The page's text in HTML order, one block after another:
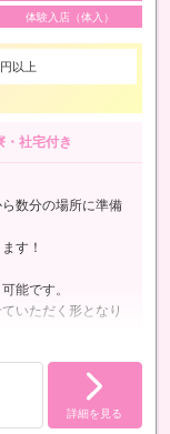
体験入店（体入）
円以上
・社宅付き
数分の場所に準備
す！
能です。
いただく形となり
行きたくなった際
詳細を見る